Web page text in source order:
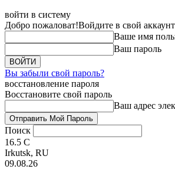
войти в систему
Добро пожаловат!Войдите в свой аккаунт
Ваше имя
Ваш пароль
Вы забыли свой пароль?
восстановление пароля
Восстановите свой пароль
Ваш адрес
Поиск
16.5 C
Irkutsk, RU
09.08.26